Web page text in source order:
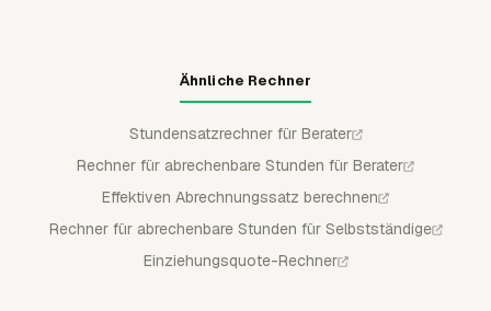
Ähnliche Rechner
Stundensatzrechner für Berater
Rechner für abrechenbare Stunden für Berater
Effektiven Abrechnungssatz berechnen
Rechner für abrechenbare Stunden für Selbstständige
Einziehungsquote-Rechner